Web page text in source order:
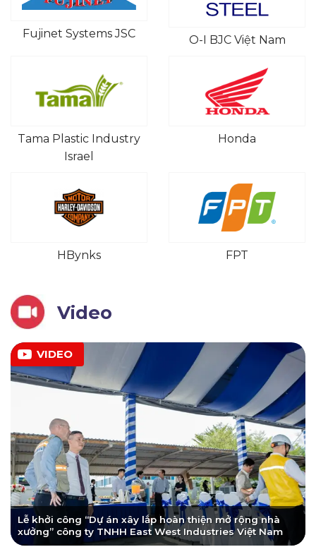
Fujinet Systems JSC O-I BJC Việt Nam
Tama Plastic Industry
Israel
Honda
HBynks FPT
Video
VIDEO
Lễ khởi công “Dự án xây lắp hoàn thiện mở rộng nhà
xưởng” công ty TNHH East West Industries Việt Nam